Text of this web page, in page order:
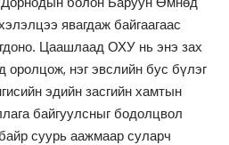
явагдаж байгаагаас
Цаашлаад ОХУ нь энэ зах
оролцож, нэг эвслийн бус бүлэг
эдийн засгийн хамтын
байгуулсныг бодолцвол
суурь аажмаар суларч